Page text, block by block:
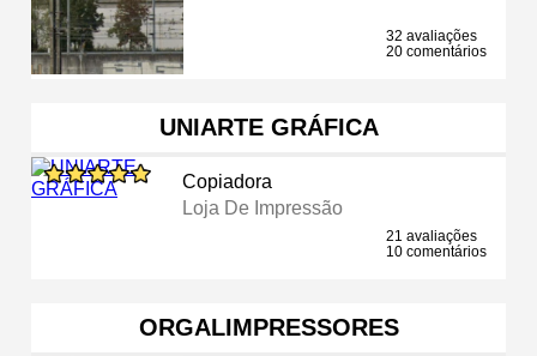
32 avaliações
20 comentários
UNIARTE GRÁFICA
Copiadora
Loja De Impressão
21 avaliações
10 comentários
ORGALIMPRESSORES